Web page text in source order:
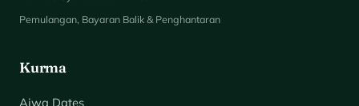
Pemulangan, Bayaran Balik & Penghantaran
Kurma
Ajwa Dates